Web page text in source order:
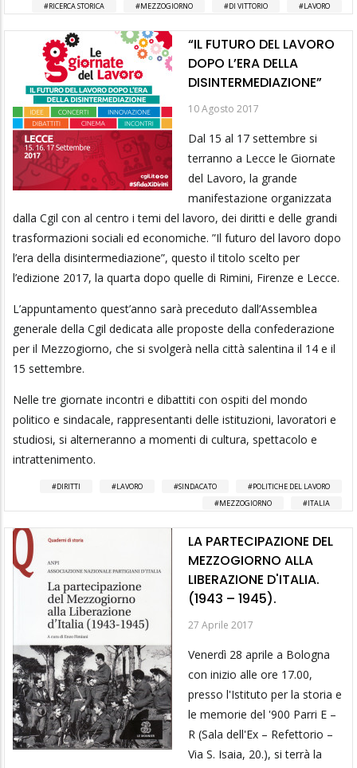
RICERCA STORICA MEZZOGIORNO DI VITTORIO LAVORO
“IL FUTURO DEL LAVORO
DOPO L’ERA DELLA
DISINTERMEDIAZIONE”
10 Agosto 2017
Dal 15 al 17 settembre si
terranno a Lecce le Giornate
del Lavoro, la grande
manifestazione organizzata
dalla Cgil con al centro i temi del lavoro, dei diritti e delle grandi
trasformazioni sociali ed economiche. ”Il futuro del lavoro dopo
l’era della disintermediazione”, questo il titolo scelto per
l’edizione 2017, la quarta dopo quelle di Rimini, Firenze e Lecce.
L’appuntamento quest’anno sarà preceduto dall’Assemblea
generale della Cgil dedicata alle proposte della confederazione
per il Mezzogiorno, che si svolgerà nella città salentina il 14 e il
15 settembre.
Nelle tre giornate incontri e dibattiti con ospiti del mondo
politico e sindacale, rappresentanti delle istituzioni, lavoratori e
studiosi, si alterneranno a momenti di cultura, spettacolo e
intrattenimento.
DIRITTI LAVORO SINDACATO
POLITICHE DEL LAVORO
MEZZOGIORNO
ITALIA
LA PARTECIPAZIONE DEL
MEZZOGIORNO ALLA
LIBERAZIONE D'ITALIA.
(1943 – 1945).
27 Aprile 2017
Venerdì 28 aprile a Bologna
con inizio alle ore 17.00,
presso l'Istituto per la storia e
le memorie del '900 Parri E –
R (Sala dell'Ex – Refettorio –
Via S. Isaia, 20.), si terrà la